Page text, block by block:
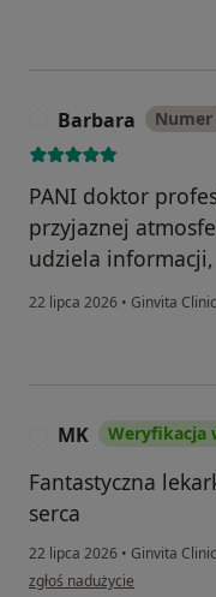
Barbara
PANI doktor
przyjaznej
udziela
22 lipca 2026 • Ginvita Clinic
MK Weryfikacja
Fantastyczna
serca
22 lipca 2026 • Ginvita Clinic
w opinii użytkownika MK
zgłoś nadużycie